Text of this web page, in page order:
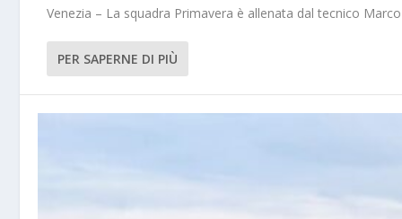
Venezia – La squadra Primavera è allenata dal tecnico
PER SAPERNE DI PIÙ